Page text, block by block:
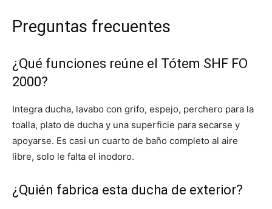
Preguntas frecuentes
¿Qué funciones reúne el Tótem SHF FO
2000?
Integra ducha, lavabo con grifo, espejo, perchero para la
toalla, plato de ducha y una superficie para secarse y
apoyarse. Es casi un cuarto de baño completo al aire
libre, solo le falta el inodoro.
¿Quién fabrica esta ducha de exterior?